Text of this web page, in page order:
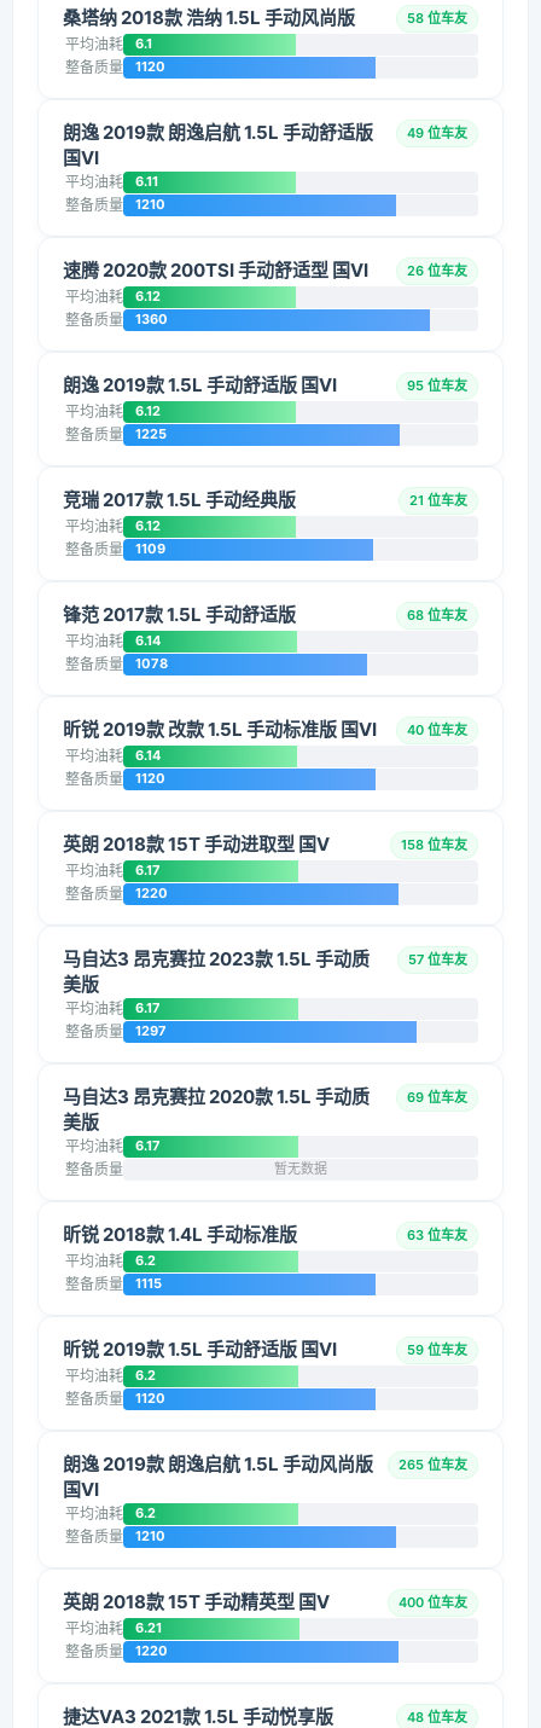
桑塔纳 2018款 浩纳 1.5L 手动风尚版 58 位车友
平均油耗 6.1
整备质量 1120
朗逸 2019款 朗逸启航 1.5L 手动舒适版
国VI
49 位车友
平均油耗 6.11
整备质量 1210
速腾 2020款 200TSI 手动舒适型 国VI 26 位车友
平均油耗 6.12
整备质量 1360
朗逸 2019款 1.5L 手动舒适版 国VI 95 位车友
平均油耗 6.12
整备质量 1225
竞瑞 2017款 1.5L 手动经典版 21 位车友
平均油耗 6.12
整备质量 1109
锋范 2017款 1.5L 手动舒适版 68 位车友
平均油耗 6.14
整备质量 1078
昕锐 2019款 改款 1.5L 手动标准版 国VI 40 位车友
平均油耗 6.14
整备质量 1120
英朗 2018款 15T 手动进取型 国V 158 位车友
平均油耗 6.17
整备质量 1220
马自达3 昂克赛拉 2023款 1.5L 手动质
美版
57 位车友
平均油耗 6.17
整备质量 1297
马自达3 昂克赛拉 2020款 1.5L 手动质
美版
69 位车友
平均油耗 6.17
整备质量 暂无数据
昕锐 2018款 1.4L 手动标准版 63 位车友
平均油耗 6.2
整备质量 1115
昕锐 2019款 1.5L 手动舒适版 国VI 59 位车友
平均油耗 6.2
整备质量 1120
朗逸 2019款 朗逸启航 1.5L 手动风尚版
国VI
265 位车友
平均油耗 6.2
整备质量 1210
英朗 2018款 15T 手动精英型 国V 400 位车友
平均油耗 6.21
整备质量 1220
捷达VA3 2021款 1.5L 手动悦享版 48 位车友